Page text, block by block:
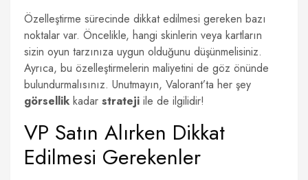
Özelleştirme sürecinde dikkat edilmesi gereken bazı
noktalar var. Öncelikle, hangi skinlerin veya kartların
sizin oyun tarzınıza uygun olduğunu düşünmelisiniz.
Ayrıca, bu özelleştirmelerin maliyetini de göz önünde
bulundurmalısınız. Unutmayın, Valorant’ta her şey
görsellik kadar strateji ile de ilgilidir!
VP Satın Alırken Dikkat
Edilmesi Gerekenler